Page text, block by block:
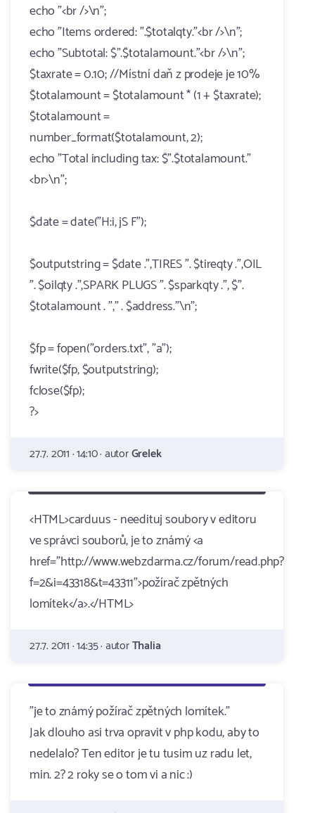
echo "<br />\n";
echo "Items ordered: ".$totalqty."<br />\n";
echo "Subtotal: $".$totalamount."<br />\n";
$taxrate = 0.10; //Místní daň z prodeje je 10%
$totalamount = $totalamount * (1 + $taxrate);
$totalamount =
number_format($totalamount, 2);
echo "Total including tax: $".$totalamount."
<br>\n";
$date = date("H:i, jS F");
$outputstring = $date .",TIRES ". $tireqty .",OIL
". $oilqty .",SPARK PLUGS ". $sparkqty .", $".
$totalamount . "," . $address."\n";
$fp = fopen("orders.txt", "a");
fwrite($fp, $outputstring);
fclose($fp);
?>
27.7. 2011 · 14:10 · autorGrelek
<HTML>carduus - needituj soubory v editoru
ve správci souborů, je to známý <a
href="http://www.webzdarma.cz/forum/read.php?
f=2&i=43318&t=43311">požírač zpětných
lomítek</a>.</HTML>
27.7. 2011 · 14:35 · autorThalia
"je to známý požírač zpětných lomítek."
Jak dlouho asi trva opravit v php kodu, aby to
nedelalo? Ten editor je tu tusim uz radu let,
min. 2? 2 roky se o tom vi a nic :)